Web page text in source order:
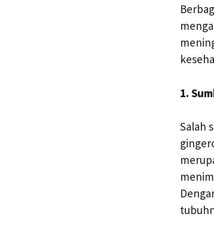
1.
Salah